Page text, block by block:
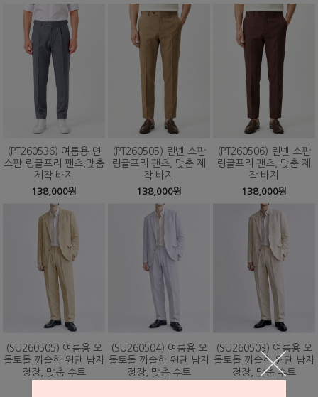
(PT260536) 여름용 면
스판 링클프리 팬츠,맞춤
제작 바지
138,000원
(PT260505) 린넨 스판
링클프리 팬츠, 맞춤 제
작 바지
138,000원
(PT260506) 린넨 스판
링클프리 팬츠, 맞춤 제
작 바지
138,000원
(SU260505) 여름용 오
돌토돌 까슬한 원단 남자
정장, 맞춤 수트
(SU260504) 여름용 오
돌토돌 까슬한 원단 남자
정장, 맞춤 수트
(SU260503) 여름용 오
돌토돌 까슬한 원단 남자
정장, 맞춤 수트